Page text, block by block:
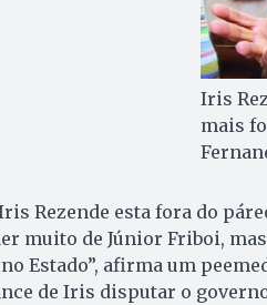
Iris
mais
Re­zende esta fora do
muito de Júnior Friboi,
Estado”, afirma um
de Iris disputar o